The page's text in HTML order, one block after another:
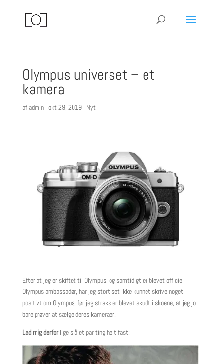
Olympus universet – et
kamera
af admin| okt 29, 2019| Nyt
Efter at jeg er skiftet til Olympus, og samtidigt er blevet officiel
Olympus ambassadør, har jeg stort set ikke kunnet skrive noget
positivt om Olympus, før jeg straks er blevet skudt i skoene, at jeg jo
bare prøver at sælge deres kameraer.
Lad mig derforlige slå et par ting helt fast: